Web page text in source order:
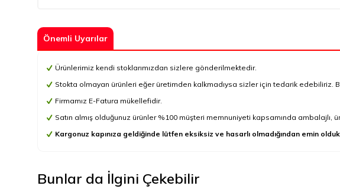
Önemli Uyarılar
Ürünlerimiz kendi stoklarımızdan sizlere gönderilmektedir.
Stokta olmayan ürünleri eğer üretimden kalkmadıysa sizler için tedarik edebiliriz.
Firmamız E-Fatura mükellefidir.
Satın almış olduğunuz ürünler %100 müşteri memnuniyeti kapsamında
Kargonuz kapınıza geldiğinde lütfen eksiksiz ve hasarlı olmadığından emin
Bunlar da İlgini Çekebilir